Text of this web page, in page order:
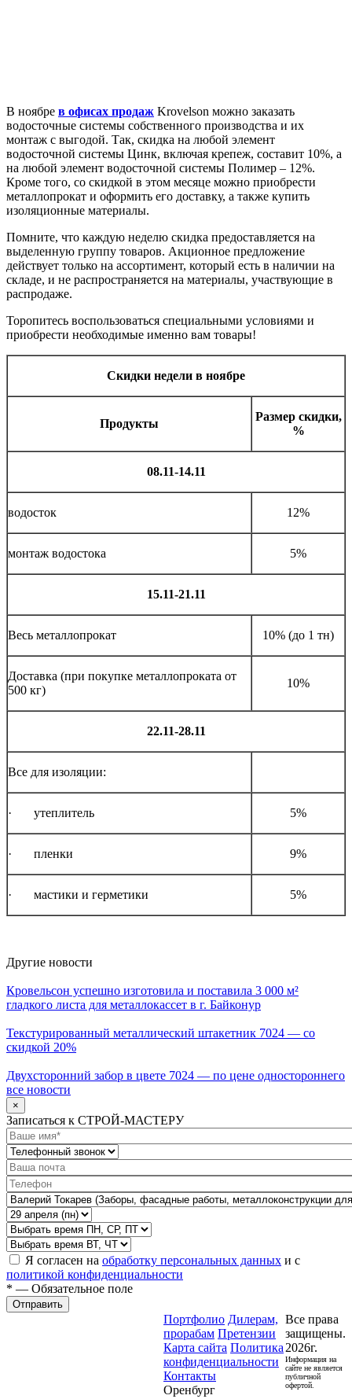
В ноябре в офисах продаж Krovelson можно заказать
водосточные системы собственного производства и их
монтаж с выгодой. Так, скидка на любой элемент
водосточной системы Цинк, включая крепеж, составит 10%, а
на любой элемент водосточной системы Полимер – 12%.
Кроме того, со скидкой в этом месяце можно приобрести
металлопрокат и оформить его доставку, а также купить
изоляционные материалы.
Помните, что каждую неделю скидка предоставляется на
выделенную группу товаров. Акционное предложение
действует только на ассортимент, который есть в наличии на
складе, и не распространяется на материалы, участвующие в
распродаже.
Торопитесь воспользоваться специальными условиями и
приобрести необходимые именно вам товары!
Скидки недели в ноябре
Продукты
Размер скидки,
%
08.11-14.11
водосток 12%
монтаж водостока 5%
15.11-21.11
Весь металлопрокат 10% (до 1 тн)
Доставка (при покупке металлопроката от
500 кг)
10%
22.11-28.11
Все для изоляции:
· утеплитель 5%
· пленки 9%
· мастики и герметики 5%
Другие новости
Кровельсон успешно изготовила и поставила 3 000 м²
гладкого листа для металлокассет в г. Байконур
Текстурированный металлический штакетник 7024 — со
скидкой 20%
Двухсторонний забор в цвете 7024 — по цене одностороннего
все новости
×
Записаться к СТРОЙ-МАСТЕРУ
Я согласен на обработку персональных данных и с
политикой конфиденциальности
* — Обязательное поле
Отправить
Портфолио Дилерам,
прорабам Претензии
Карта сайта Политика
конфиденциальности
Контакты
Оренбург
Все права
защищены.
2026г.
Информация на
сайте не является
публичной
офертой.